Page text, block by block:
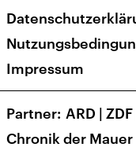
Presse
Karriere
Transparenz
Impressum
Partner ARD | ZDF
Chronik der Mauer